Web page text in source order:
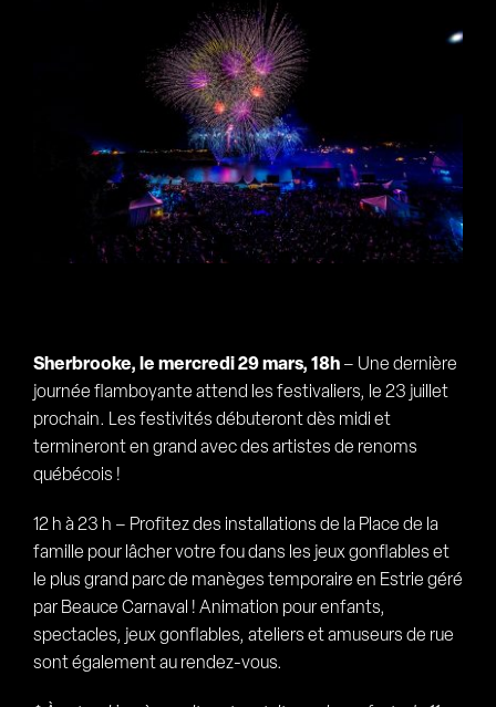
Sherbrooke, le mercredi 29 mars, 18h – Une dernière
journée flamboyante attend les festivaliers, le 23 juillet
prochain. Les festivités débuteront dès midi et
termineront en grand avec des artistes de renoms
québécois !
12 h à 23 h – Profitez des installations de la Place de la
famille pour lâcher votre fou dans les jeux gonflables et
le plus grand parc de manèges temporaire en Estrie géré
par Beauce Carnaval ! Animation pour enfants,
spectacles, jeux gonflables, ateliers et amuseurs de rue
sont également au rendez-vous.